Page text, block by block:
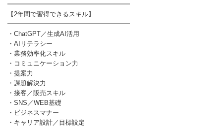
━━━━━━━━━━━━━━━━━━━
【2年間で習得できるスキル】
━━━━━━━━━━━━━━━━━━━
・ChatGPT／生成AI活用
・AIリテラシー
・業務効率化スキル
・コミュニケーション力
・提案力
・課題解決力
・接客／販売スキル
・SNS／WEB基礎
・ビジネスマナー
・キャリア設計／目標設定